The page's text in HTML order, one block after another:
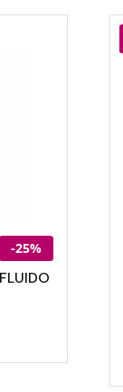
-25%